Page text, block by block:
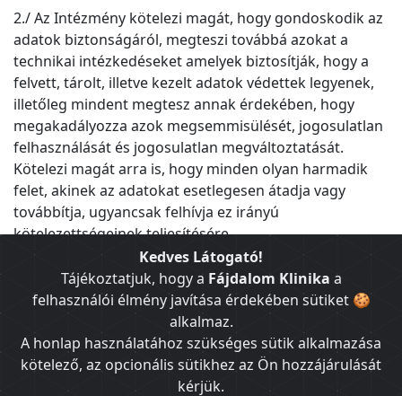
2./ Az Intézmény kötelezi magát, hogy gondoskodik az
adatok biztonságáról, megteszi továbbá azokat a
technikai intézkedéseket amelyek biztosítják, hogy a
felvett, tárolt, illetve kezelt adatok védettek legyenek,
illetőleg mindent megtesz annak érdekében, hogy
megakadályozza azok megsemmisülését, jogosulatlan
felhasználását és jogosulatlan megváltoztatását.
Kötelezi magát arra is, hogy minden olyan harmadik
felet, akinek az adatokat esetlegesen átadja vagy
továbbítja, ugyancsak felhívja ez irányú
kötelezettségeinek teljesítésére.
3./ Az Intézmény fenntartja a jogot, hogy jelen
szabályzatot az Érintettek Honlap felületén történő
előzetes értesítése mellett egyoldalúan módosítsa. A
módosítás hatálybalépését követően az Érintetteknek
a Honlap további használatához el kel fogadnia a
módosításokat, az Intézmény által honlapon biztosított
Kedves Látogató!
Tájékoztatjuk, hogy a Fájdalom Klinika a
felhasználói élmény javítása érdekében sütiket 🍪
alkalmaz.
A honlap használatához szükséges sütik alkalmazása
kötelező, az opcionális sütikhez az Ön hozzájárulását
kérjük.